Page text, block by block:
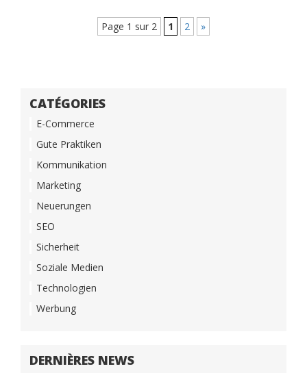
Page 1 sur 2 1 2 »
CATÉGORIES
E-Commerce
Gute Praktiken
Kommunikation
Marketing
Neuerungen
SEO
Sicherheit
Soziale Medien
Technologien
Werbung
DERNIÈRES NEWS